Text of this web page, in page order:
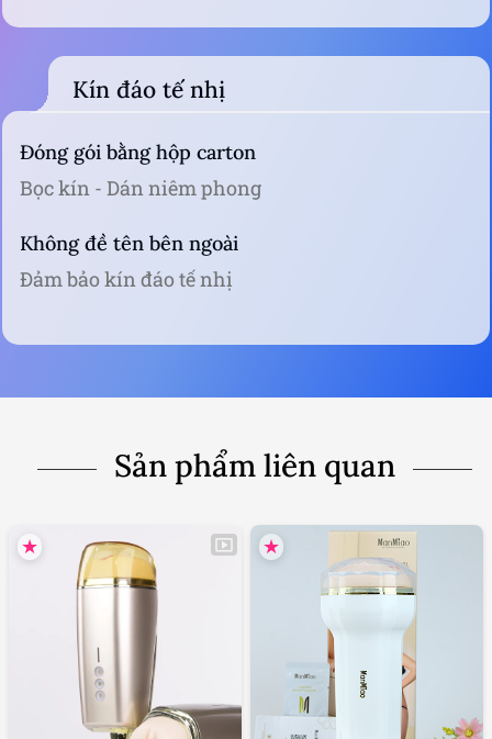
Kín đáo tế nhị
Đóng gói bằng hộp carton
Bọc kín - Dán niêm phong
Không đề tên bên ngoài
Đảm bảo kín đáo tế nhị
Sản phẩm liên quan